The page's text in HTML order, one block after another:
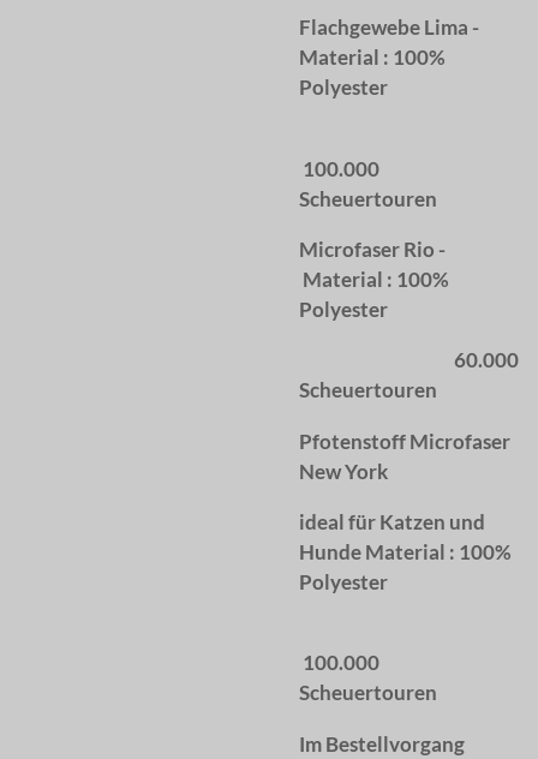
Flachgewebe Lima -
Material : 100%
Polyester
100.000
Scheuertouren
Microfaser Rio -
Material : 100%
Polyester
60.000
Scheuertouren
Pfotenstoff Microfaser
New York
ideal für Katzen und
Hunde Material : 100%
Polyester
100.000
Scheuertouren
Im Bestellvorgang